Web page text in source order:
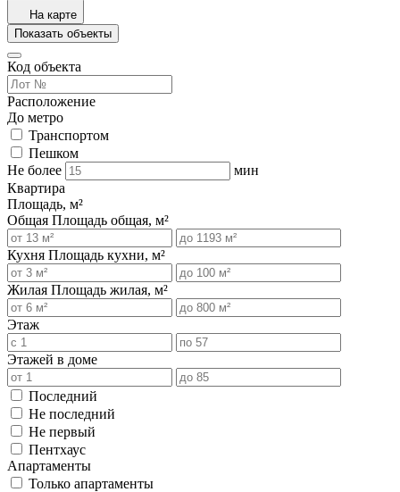
На карте
Показать объекты
Код объекта
Расположение
До метро
Транспортом
Пешком
Не более
мин
Квартира
Площадь, м²
Общая Площадь общая, м²
Кухня Площадь кухни, м²
Жилая Площадь жилая, м²
Этаж
Этажей в доме
Последний
Не последний
Не первый
Пентхаус
Апартаменты
Только апартаменты